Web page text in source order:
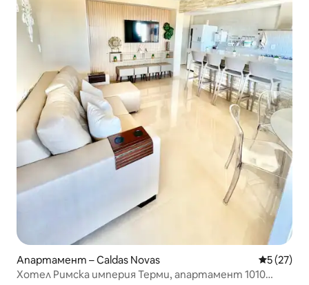
Апартамент – Caldas Novas Средна
5 (27)
Хотел Римска империя Терми, апартамент 1010